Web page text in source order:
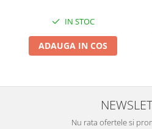
Folie si plase pt plante
Masini batut stalpi
Pentru Casa si Camping
Aragaze, plite, piese butelii de
IN STOC
ADAUGA IN COS
Nu rata ofertele si